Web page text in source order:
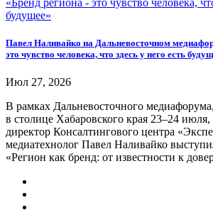
Павел Наливайко на Дальневосточном
это чувство человека, что здесь у него есть
Июл 27, 2026
В рамках Дальневосточного
в столице Хабаровского края 23–24
директор Консалтингового центра
медиатехнолог Павел Наливайко
«Регион как бренд: от известности к